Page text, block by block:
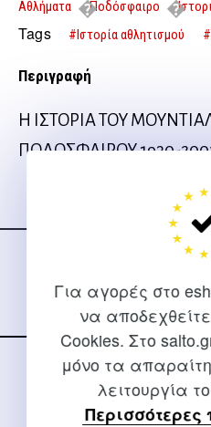
Για αγορές στο
να
Cookies. Στο
μόνο τα
λειτουργία
Αθλήματα Ποδόσφαιρο
ΠΑΓΚΟΣΜΙΟ ΚΥΠΕΛΛΟ
Tags #Ιστορία αθλητισμού
Περιγραφή
Η ΙΣΤΟΡΙΑ ΤΟΥ
ΠΟΔΟΣΦΑΙΡΟΥ 1930-
στα
ΕΠΙΚΟΙΝΩΝΊΑ
Για διευκρινίσεις και